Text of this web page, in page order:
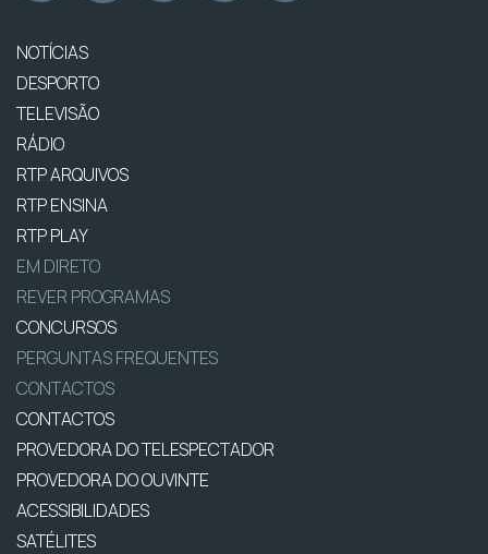
NOTÍCIAS
DESPORTO
TELEVISÃO
RÁDIO
RTP ARQUIVOS
RTP ENSINA
RTP PLAY
EM DIRETO
REVER PROGRAMAS
CONCURSOS
PERGUNTAS FREQUENTES
CONTACTOS
CONTACTOS
PROVEDORA DO TELESPECTADOR
PROVEDORA DO OUVINTE
ACESSIBILIDADES
SATÉLITES